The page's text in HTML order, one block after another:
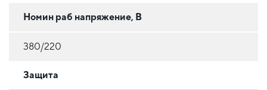
Номин раб напряжение, В
380/220
Защита